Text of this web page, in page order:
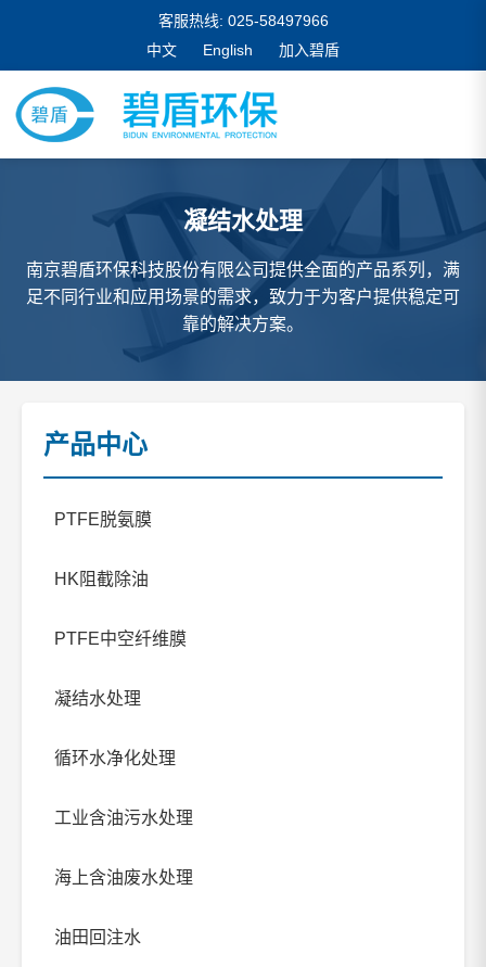
客服热线: 025-58497966
中文
English 加入碧盾
凝结水处理
南京碧盾环保科技股份有限公司提供全面的产品系列，满
足不同行业和应用场景的需求，致力于为客户提供稳定可
靠的解决方案。
产品中心
PTFE脱氨膜
HK阻截除油
PTFE中空纤维膜
凝结水处理
循环水净化处理
工业含油污水处理
海上含油废水处理
油田回注水